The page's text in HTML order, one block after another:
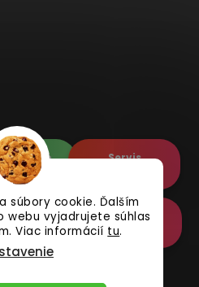
súbory cookie. Ďalším
webu vyjadrujete súhlas
Viac informácií tu.
Servis
Online
Reklamácia